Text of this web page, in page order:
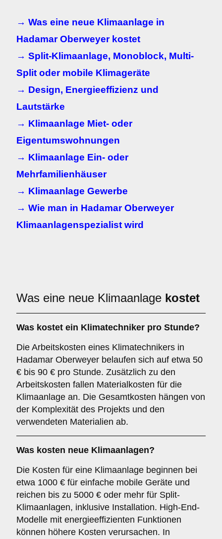
→ Was eine neue Klimaanlage in
Hadamar Oberweyer kostet
→ Split-Klimaanlage, Monoblock, Multi-
Split oder mobile Klimageräte
→ Design, Energieeffizienz und
Lautstärke
→ Klimaanlage Miet- oder
Eigentumswohnungen
→ Klimaanlage Ein- oder
Mehrfamilienhäuser
→ Klimaanlage Gewerbe
→ Wie man in Hadamar Oberweyer
Klimaanlagenspezialist wird
Was eine neue Klimaanlage kostet
Was kostet ein Klimatechniker pro Stunde?
Die Arbeitskosten eines Klimatechnikers in
Hadamar Oberweyer belaufen sich auf etwa 50
€ bis 90 € pro Stunde. Zusätzlich zu den
Arbeitskosten fallen Materialkosten für die
Klimaanlage an. Die Gesamtkosten hängen von
der Komplexität des Projekts und den
verwendeten Materialien ab.
Was kosten neue Klimaanlagen?
Die Kosten für eine Klimaanlage beginnen bei
etwa 1000 € für einfache mobile Geräte und
reichen bis zu 5000 € oder mehr für Split-
Klimaanlagen, inklusive Installation. High-End-
Modelle mit energieeffizienten Funktionen
können höhere Kosten verursachen. In